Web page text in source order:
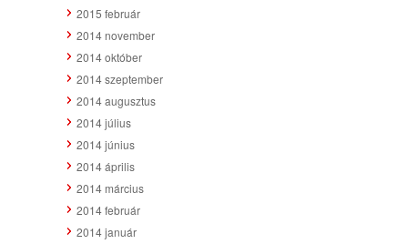
2015 február
2014 november
2014 október
2014 szeptember
2014 augusztus
2014 július
2014 június
2014 április
2014 március
2014 február
2014 január